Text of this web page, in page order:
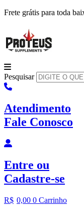
Ir
conteúdo
Frete grátis para toda
Pesquisar
Atendimento
Fale Conosco
Entre ou
Cadastre-se
R$ 0,00 0 Carrinho